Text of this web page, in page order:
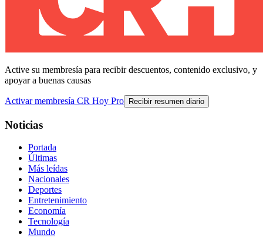
Active su membresía para recibir descuentos, contenido exclusivo, y
apoyar a buenas causas
Activar membresía CR Hoy Pro Recibir resumen diario
Noticias
Portada
Últimas
Más leídas
Nacionales
Deportes
Entretenimiento
Economía
Tecnología
Mundo